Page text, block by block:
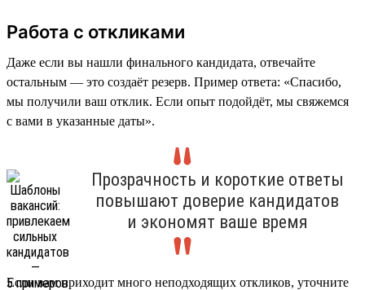
Работа с откликами
Даже если вы нашли финального кандидата, отвечайте
остальным — это создаёт резерв. Пример ответа: «Спасибо,
мы получили ваш отклик. Если опыт подойдёт, мы свяжемся
с вами в указанные даты».
Прозрачность и короткие ответы
повышают доверие кандидатов
и экономят ваше время
Если вам приходит много неподходящих откликов, уточните